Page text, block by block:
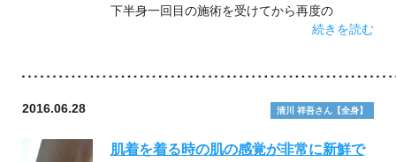
下半身一回目の施術を受けてから再度の
続きを読む
2016.06.28 清川 祥吾さん【全身】
肌着を着る時の肌の感覚が非常に新鮮で